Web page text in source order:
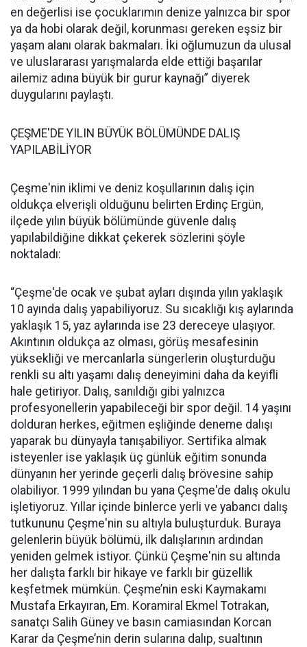
en değerlisi ise çocuklarımın denize yalnızca bir spor
ya da hobi olarak değil, korunması gereken eşsiz bir
yaşam alanı olarak bakmaları. İki oğlumuzun da ulusal
ve uluslararası yarışmalarda elde ettiği başarılar
ailemiz adına büyük bir gurur kaynağı” diyerek
duygularını paylaştı.
ÇEŞME'DE YILIN BÜYÜK BÖLÜMÜNDE DALIŞ
YAPILABİLİYOR
Çeşme'nin iklimi ve deniz koşullarının dalış için
oldukça elverişli olduğunu belirten Erdinç Ergün,
ilçede yılın büyük bölümünde güvenle dalış
yapılabildiğine dikkat çekerek sözlerini şöyle
noktaladı:
“Çeşme'de ocak ve şubat ayları dışında yılın yaklaşık
10 ayında dalış yapabiliyoruz. Su sıcaklığı kış aylarında
yaklaşık 15, yaz aylarında ise 23 dereceye ulaşıyor.
Akıntının oldukça az olması, görüş mesafesinin
yüksekliği ve mercanlarla süngerlerin oluşturduğu
renkli su altı yaşamı dalış deneyimini daha da keyifli
hale getiriyor. Dalış, sanıldığı gibi yalnızca
profesyonellerin yapabileceği bir spor değil. 14 yaşını
dolduran herkes, eğitmen eşliğinde deneme dalışı
yaparak bu dünyayla tanışabiliyor. Sertifika almak
isteyenler ise yaklaşık üç günlük eğitim sonunda
dünyanın her yerinde geçerli dalış brövesine sahip
olabiliyor. 1999 yılından bu yana Çeşme'de dalış okulu
işletiyoruz. Yıllar içinde binlerce yerli ve yabancı dalış
tutkununu Çeşme'nin su altıyla buluşturduk. Buraya
gelenlerin büyük bölümü, ilk dalışlarının ardından
yeniden gelmek istiyor. Çünkü Çeşme'nin su altında
her dalışta farklı bir hikaye ve farklı bir güzellik
keşfetmek mümkün. Çeşme’nin eski Kaymakamı
Mustafa Erkayıran, Em. Koramiral Ekmel Totrakan,
sanatçı Salih Güney ve basın camiasından Korcan
Karar da Çeşme’nin derin sularına dalıp, sualtının